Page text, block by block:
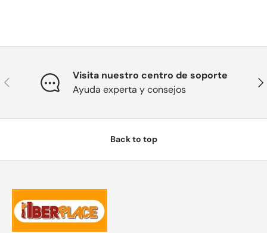
Previous
Visita nuestro centro de soporte
Ayuda experta y consejos
Back to top